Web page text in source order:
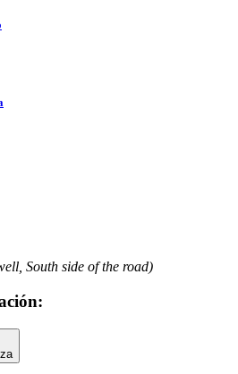
South side of the road)